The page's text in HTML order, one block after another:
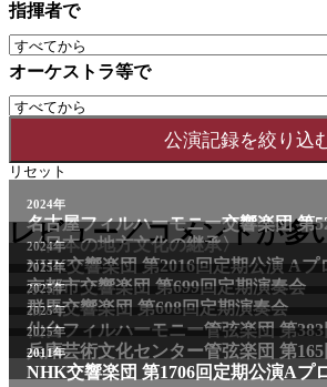
指揮者で
オーケストラ等で
リセット
レビュー／コメントが多
2024年
名古屋フィルハーモニー交響楽団 第
〈日本の地方文化の継承〉
2024年
NHK交響楽団 第2016回定期公演 Aプ
2025年
京都市交響楽団 第699回定期演奏会
2025年
群馬交響楽団 第608回定期演奏会
2025年
仙台フィルハーモニー管弦楽団 第
2025年
兵庫芸術文化センター管弦楽団 第
2011年
NHK交響楽団 第1706回定期公演Aプ